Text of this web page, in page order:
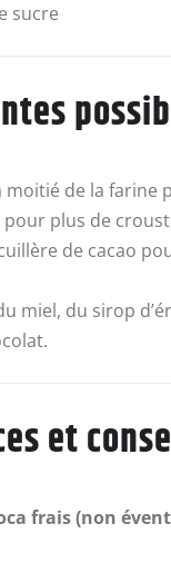
sucre
moitié de la farine
pour plus de
de cacao
miel, du sirop
et
frais (non